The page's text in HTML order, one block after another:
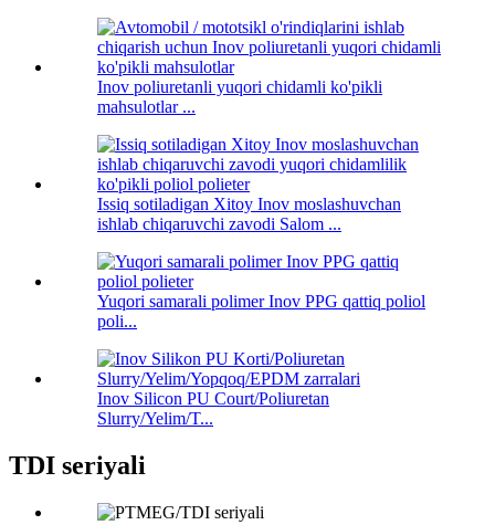
Inov poliuretanli yuqori chidamli ko'pikli
mahsulotlar ...
Issiq sotiladigan Xitoy Inov moslashuvchan
ishlab chiqaruvchi zavodi Salom ...
Yuqori samarali polimer Inov PPG qattiq poliol
poli...
Inov Silicon PU Court/Poliuretan
Slurry/Yelim/T...
TDI seriyali